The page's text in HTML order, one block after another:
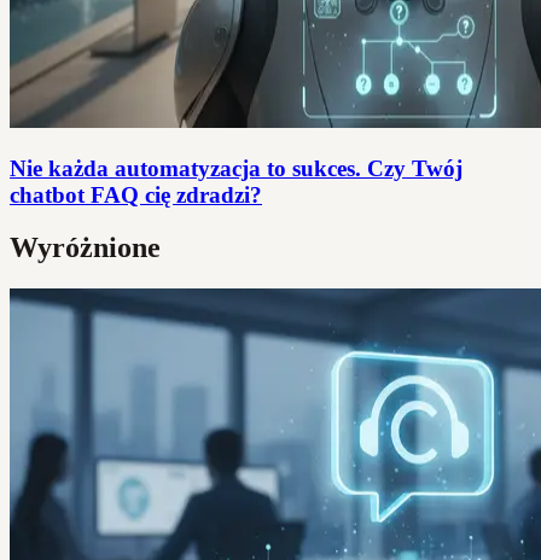
Nie każda automatyzacja to sukces. Czy Twój
chatbot FAQ cię zdradzi?
Wyróżnione